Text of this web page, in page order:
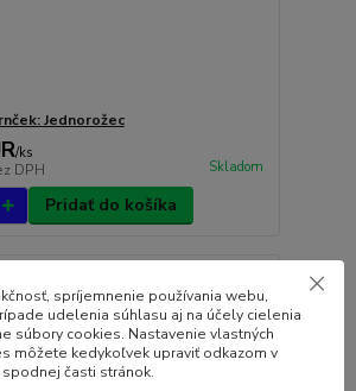
Jednorožec
/ks
DPH Skladom
Pridať do košíka
spríjemnenie používania webu,
udelenia súhlasu aj na účely cielenia
súbory cookies. Nastavenie vlastných
môžete kedykoľvek upraviť odkazom v
spodnej časti stránok.